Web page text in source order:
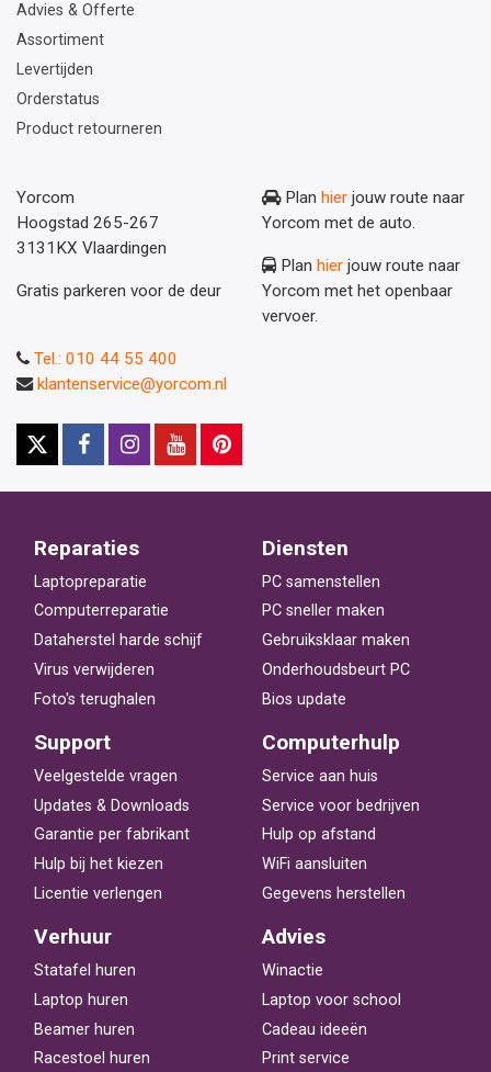
Advies & Offerte
Assortiment
Levertijden
Orderstatus
Product retourneren
Yorcom
Hoogstad 265-267
3131KX Vlaardingen
Gratis parkeren voor de deur
Plan hier jouw route naar
Yorcom met de auto.
Plan hier jouw route naar
Yorcom met het openbaar
vervoer.
Tel.: 010 44 55 400
klantenservice@yorcom.nl
Reparaties
Laptopreparatie
Computerreparatie
Dataherstel harde schijf
Virus verwijderen
Foto's terughalen
Diensten
PC samenstellen
PC sneller maken
Gebruiksklaar maken
Onderhoudsbeurt PC
Bios update
Support
Veelgestelde vragen
Updates & Downloads
Garantie per fabrikant
Hulp bij het kiezen
Licentie verlengen
Computerhulp
Service aan huis
Service voor bedrijven
Hulp op afstand
WiFi aansluiten
Gegevens herstellen
Verhuur
Statafel huren
Laptop huren
Beamer huren
Racestoel huren
Advies
Winactie
Laptop voor school
Cadeau ideeën
Print service